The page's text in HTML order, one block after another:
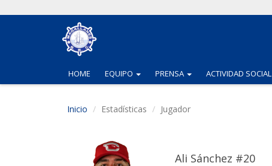
HOME EQUIPO (CURRENT)
PRENSA (CURRENT)
ACTIVIDAD SOCIAL
Inicio Estadísticas Jugador
Ali Sánchez #20